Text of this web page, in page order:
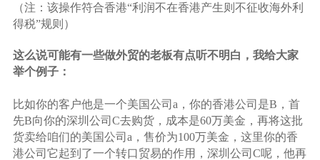
（注：该操作符合香港“利润不在香港产生则不征收海外利
得税”规则）
这么说可能有一些做外贸的老板有点听不明白，我给大家
举个例子：
比如你的客户他是一个美国公司a，你的香港公司是B，首
先B向你的深圳公司C去购货，成本是60万美金，再将这批
货卖给咱们的美国公司a，售价为100万美金，这里你的香
港公司它起到了一个转口贸易的作用，深圳公司C呢，他再